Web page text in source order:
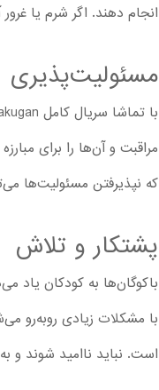
انجام دهند. اگر شرم یا
مسئولیت‌پذیری
مراقبت و آن‌ها را برای
که نپذیرفتن مسئولیت‌ها
پشتکار و تلاش
باکوگان‌ها به کودکان یاد
با مشکلات زیادی روبه‌رو
است. نباید ناامید شوند و